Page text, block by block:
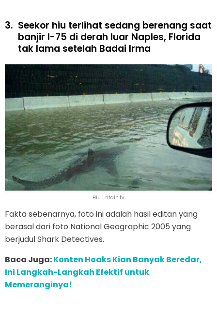
3. Seekor hiu terlihat sedang berenang saat
banjir I-75 di derah luar Naples, Florida
tak lama setelah Badai Irma
Hiu | ntdin.tv
Fakta sebenarnya, foto ini adalah hasil editan yang
berasal dari foto National Geographic 2005 yang
berjudul Shark Detectives.
Baca Juga:Konten Hoaks Kian Banyak Beredar,
Ini Langkah-Langkah Efektif untuk
Memeranginya!